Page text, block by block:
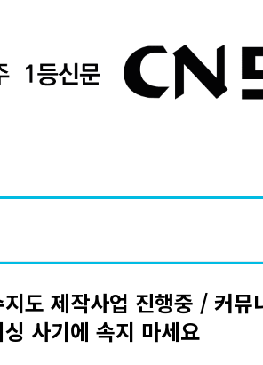
도 제작사업 진행중 / 커뮤
사기에 속지 마세요